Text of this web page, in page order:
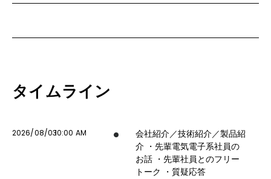
タイムライン
2026/08/0310:00 AM
会社紹介／技術紹介／製品紹
介 ・先輩電気電子系社員の
お話 ・先輩社員とのフリー
トーク ・質疑応答